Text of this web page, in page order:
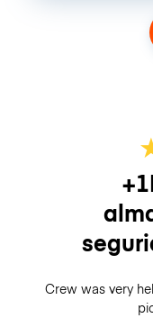
Crew was very